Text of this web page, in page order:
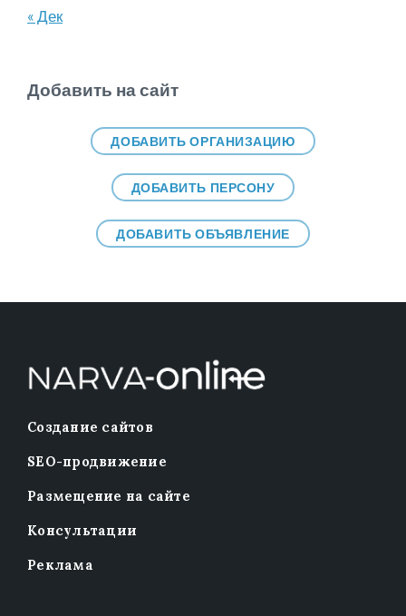
« Дек
Добавить на сайт
ДОБАВИТЬ ОРГАНИЗАЦИЮ
ДОБАВИТЬ ПЕРСОНУ
ДОБАВИТЬ ОБЪЯВЛЕНИЕ
Создание сайтов
SEO-продвижение
Размещение на сайте
Консультации
Реклама